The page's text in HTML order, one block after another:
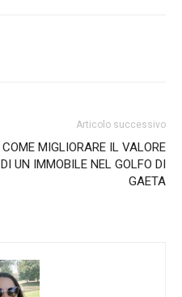
Articolo successivo
COME MIGLIORARE IL VALORE
DI UN IMMOBILE NEL GOLFO DI
GAETA